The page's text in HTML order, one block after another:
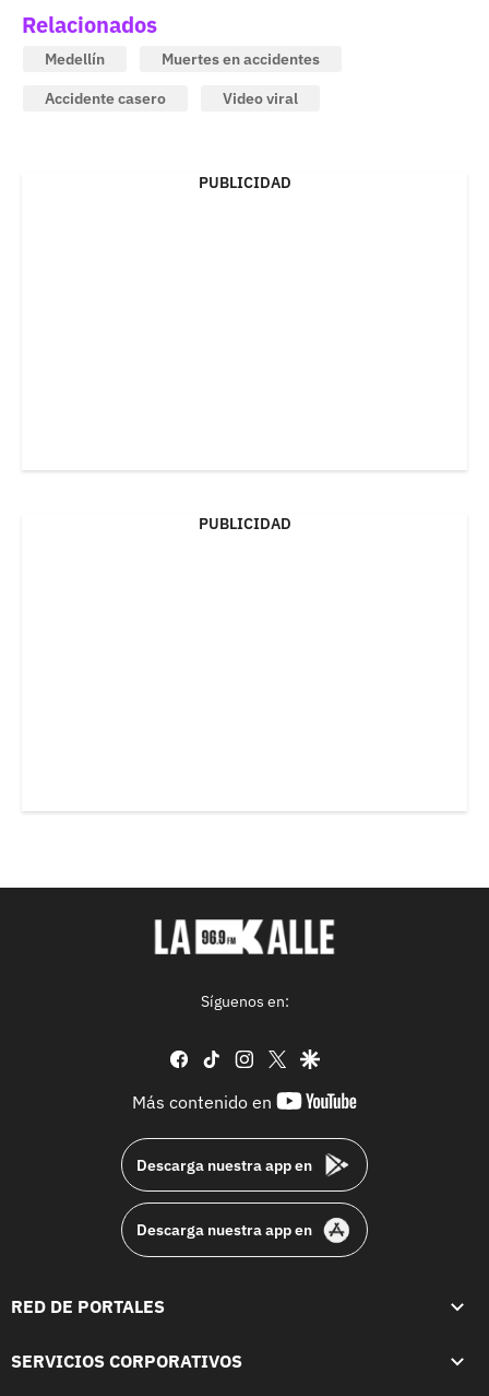
Relacionados
Medellín
Muertes en accidentes
Accidente casero
Video viral
PUBLICIDAD
PUBLICIDAD
Síguenos en:
facebook
tiktok instagram
twittergoogle
Más contenido en
youtube-
Descarga nuestra app en
Descarga nuestra app en
RED DE PORTALES
SERVICIOS CORPORATIVOS